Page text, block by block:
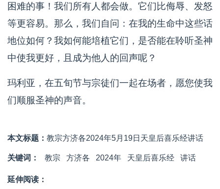
困难的事！我们所有人都会做。它们比侮辱、发怒
等更容易。那么，我们自问：在我的生命中这些话
地位如何？我如何能培植它们，是否能在聆听圣神
中使我更好，且成为他人的回声呢？
玛利亚，在五旬节与宗徒们一起在场者，愿您使我
们顺服圣神的声音。
本文标题： 教宗方济各2024年5月19日天皇后喜乐经讲话
关键词： 教宗 方济各 2024年 天皇后喜乐经 讲话
延伸阅读：